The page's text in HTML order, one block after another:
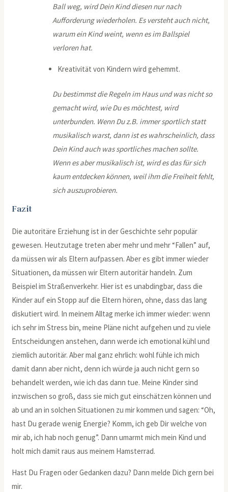
Ball weg, wird Dein Kind diesen nur nach
Aufforderung wiederholen. Es versteht auch nicht,
warum ein Kind weint, wenn es im Ballspiel
verloren hat.
Kreativität von Kindern wird gehemmt.
Du bestimmst die Regeln im Haus und was nicht so
gemacht wird, wie Du es möchtest, wird
unterbunden. Wenn Du z.B. immer sportlich statt
musikalisch warst, dann ist es wahrscheinlich, dass
Dein Kind auch was sportliches machen sollte.
Wenn es aber musikalisch ist, wird es das für sich
kaum entdecken können, weil ihm die Freiheit fehlt,
sich auszuprobieren.
Fazit
Die autoritäre Erziehung ist in der Geschichte sehr populär
gewesen. Heutzutage treten aber mehr und mehr “Fallen” auf,
da müssen wir als Eltern aufpassen. Aber es gibt immer wieder
Situationen, da müssen wir Eltern autoritär handeln. Zum
Beispiel im Straßenverkehr. Hier ist es unabdingbar, dass die
Kinder auf ein Stopp auf die Eltern hören, ohne, dass das lang
diskutiert wird. In meinem Alltag merke ich immer wieder: wenn
ich sehr im Stress bin, meine Pläne nicht aufgehen und zu viele
Entscheidungen anstehen, dann werde ich emotional kühl und
ziemlich autoritär. Aber mal ganz ehrlich: wohl fühle ich mich
damit dann aber nicht, denn ich würde ja auch nicht gern so
behandelt werden, wie ich das dann tue. Meine Kinder sind
inzwischen so groß, dass sie mich gut einschätzen können und
ab und an in solchen Situationen zu mir kommen und sagen: “Oh,
hast Du gerade wenig Energie? Komm, ich geb Dir welche von
mir ab, ich hab noch genug”. Dann umarmt mich mein Kind und
holt mich damit raus aus meinem Hamsterrad.
Hast Du Fragen oder Gedanken dazu? Dann melde Dich gern bei
mir.